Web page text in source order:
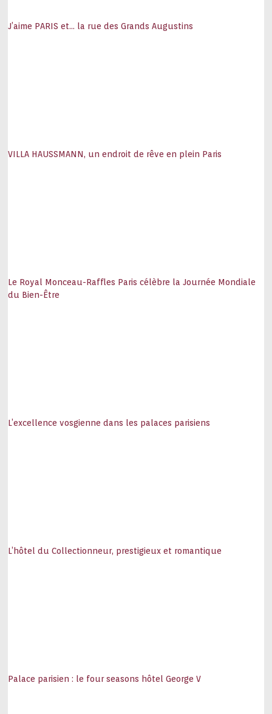
J’aime PARIS et… la rue des Grands Augustins
VILLA HAUSSMANN, un endroit de rêve en plein Paris
Le Royal Monceau-Raffles Paris célèbre la Journée Mondiale
du Bien-Être
L’excellence vosgienne dans les palaces parisiens
L’hôtel du Collectionneur, prestigieux et romantique
Palace parisien : le four seasons hôtel George V